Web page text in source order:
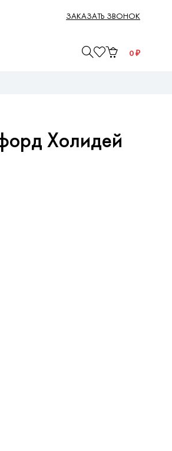
ЗАКАЗАТЬ ЗВОНОК
0 ₽
Холидей